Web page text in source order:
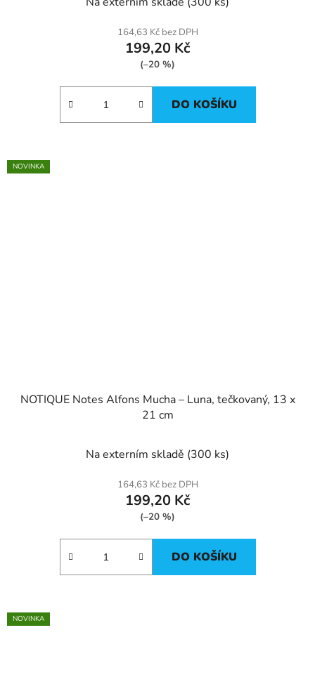
164,63 Kč bez DPH
199,20 Kč
(–20 %)
DO KOŠÍKU
NOVINKA
NOTIQUE Notes Alfons Mucha – Luna, tečkovaný, 13 x
21 cm
Na externím skladě (300 ks)
164,63 Kč bez DPH
199,20 Kč
(–20 %)
DO KOŠÍKU
NOVINKA